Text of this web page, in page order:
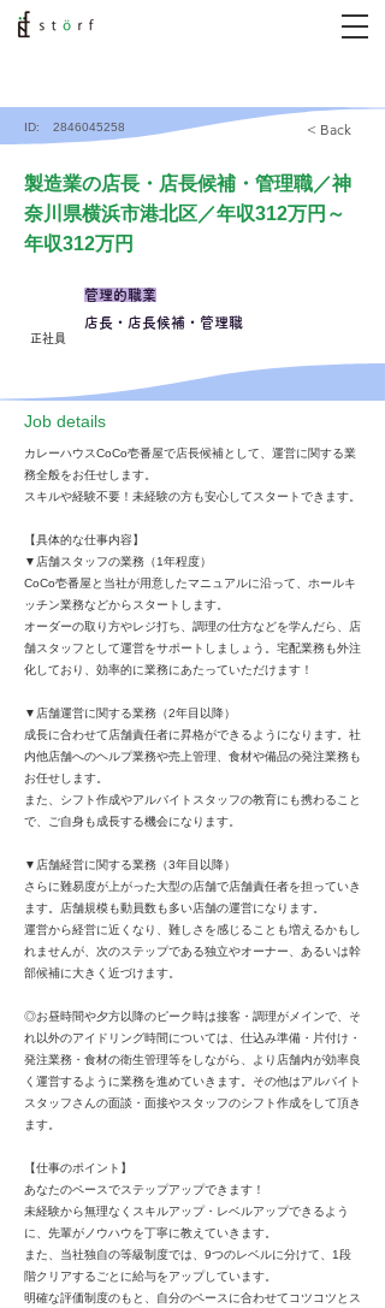
ID: 2846045258 < Back
製造業の店長・店長候補・管理職／神
奈川県横浜市港北区／年収312万円～
年収312万円
正社員
管理的職業
店長・店長候補・管理職
​Job details
カレーハウスCoCo壱番屋で店長候補として、運営に関する業
務全般をお任せします。
スキルや経験不要！未経験の方も安心してスタートできます。
【具体的な仕事内容】
▼店舗スタッフの業務（1年程度）
CoCo壱番屋と当社が用意したマニュアルに沿って、ホールキ
ッチン業務などからスタートします。
オーダーの取り方やレジ打ち、調理の仕方などを学んだら、店
舗スタッフとして運営をサポートしましょう。宅配業務も外注
化しており、効率的に業務にあたっていただけます！
▼店舗運営に関する業務（2年目以降）
成長に合わせて店舗責任者に昇格ができるようになります。社
内他店舗へのヘルプ業務や売上管理、食材や備品の発注業務も
お任せします。
また、シフト作成やアルバイトスタッフの教育にも携わること
で、ご自身も成長する機会になります。
▼店舗経営に関する業務（3年目以降）
さらに難易度が上がった大型の店舗で店舗責任者を担っていき
ます。店舗規模も動員数も多い店舗の運営になります。
運営から経営に近くなり、難しさを感じることも増えるかもし
れませんが、次のステップである独立やオーナー、あるいは幹
部候補に大きく近づけます。
◎お昼時間や夕方以降のピーク時は接客・調理がメインで、そ
れ以外のアイドリング時間については、仕込み準備・片付け・
発注業務・食材の衛生管理等をしながら、より店舗内が効率良
く運営するように業務を進めていきます。その他はアルバイト
スタッフさんの面談・面接やスタッフのシフト作成をして頂き
ます。
【仕事のポイント】
あなたのペースでステップアップできます！
未経験から無理なくスキルアップ・レベルアップできるよう
に、先輩がノウハウを丁寧に教えていきます。
また、当社独自の等級制度では、9つのレベルに分けて、1段
階クリアするごとに給与をアップしています。
明確な評価制度のもと、自分のペースに合わせてコツコツとス